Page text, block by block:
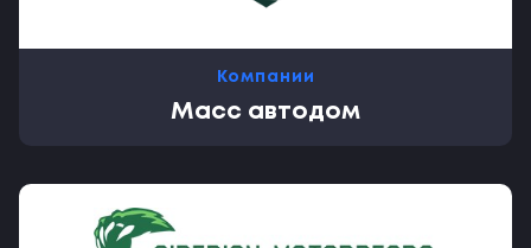
Компании
Масс автодом